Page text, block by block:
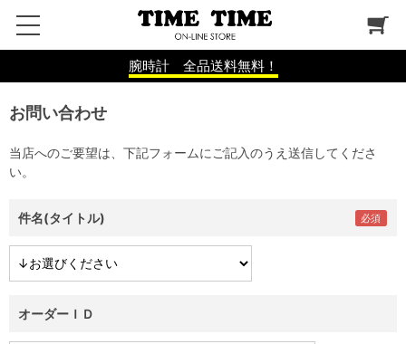
腕時計 全品送料無料！
お問い合わせ
当店へのご要望は、下記フォームにご記入のうえ送信してくださ
い。
件名(タイトル)
オーダーＩＤ